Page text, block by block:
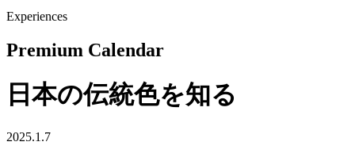
Experiences
Premium Calendar
日本の伝統色を知る
2025.1.7